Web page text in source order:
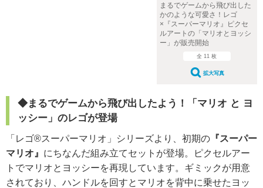
まるでゲームから飛び出した
かのような可愛さ！レゴ
×『スーパーマリオ』ピクセ
ルアートの「マリオとヨッシ
ー」が販売開始
全 11 枚
拡大写真
◆まるでゲームから飛び出したよう！「 マリオ と ヨ
ッシー 」のレゴが登場
「レゴ®スーパーマリオ」シリーズより、初期の 『スーパー
マリオ』 にちなんだ組み立てセットが登場。ピクセルアー
トでマリオとヨッシーを再現しています。ギミックが用意
されており、ハンドルを回すとマリオを背中に乗せたヨッ